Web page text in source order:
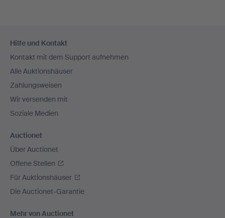
Navigation
Hilfe und Kontakt
Kontakt mit dem Support aufnehmen
Alle Auktionshäuser
Zahlungsweisen
Wir versenden mit
Soziale Medien
Auctionet
Über Auctionet
Offene Stellen
Für Auktionshäuser
Die Auctionet-Garantie
Mehr von Auctionet